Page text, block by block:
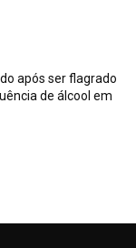
após ser flagrado
de álcool em